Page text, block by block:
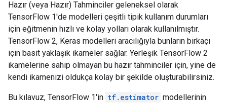
Hazır (veya Hazır) Tahminciler geleneksel olarak
TensorFlow 1'de modelleri çeşitli tipik kullanım durumları
için eğitmenin hızlı ve kolay yolları olarak kullanılmıştır.
TensorFlow 2, Keras modelleri aracılığıyla bunların birkaçı
için basit yaklaşık ikameler sağlar. Yerleşik TensorFlow 2
ikamelerine sahip olmayan bu hazır tahminciler için, yine de
kendi ikamenizi oldukça kolay bir şekilde oluşturabilirsiniz.
Bu kılavuz, TensorFlow 1'in tf.estimator modellerinin